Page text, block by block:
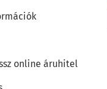
online áruhitel